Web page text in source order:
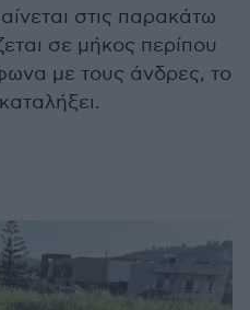
στις παρακάτω
σε μήκος περίπου
με τους άνδρες, το